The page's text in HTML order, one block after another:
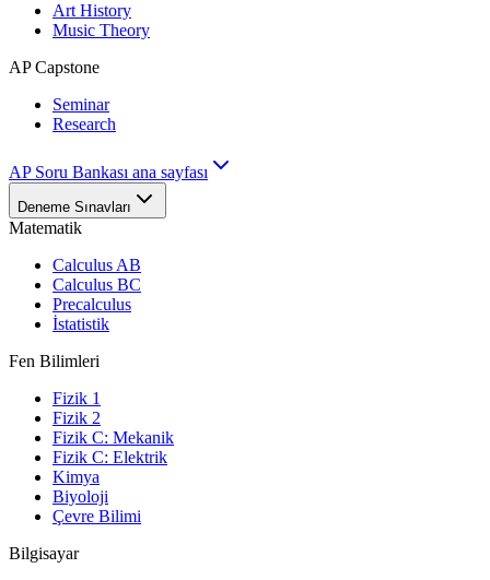
Art History
Music Theory
AP Capstone
Seminar
Research
AP Soru Bankası ana sayfası
Deneme Sınavları
Matematik
Calculus AB
Calculus BC
Precalculus
İstatistik
Fen Bilimleri
Fizik 1
Fizik 2
Fizik C: Mekanik
Fizik C: Elektrik
Kimya
Biyoloji
Çevre Bilimi
Bilgisayar